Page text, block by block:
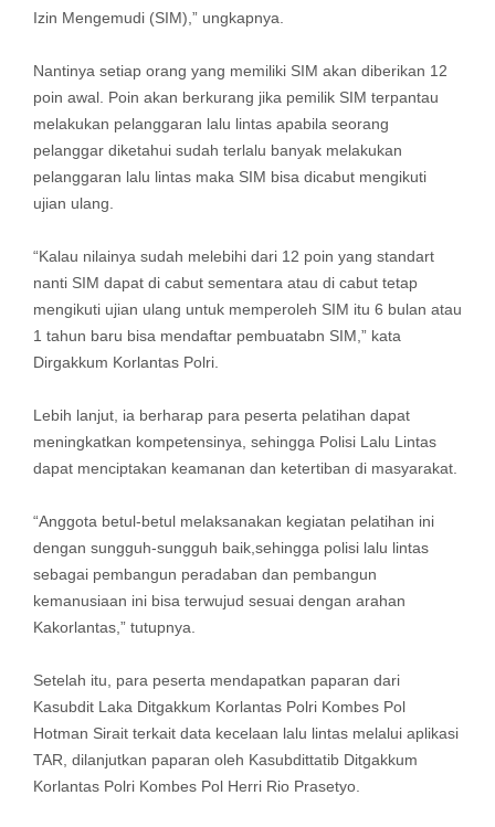
Izin Mengemudi (SIM),” ungkapnya.
Nantinya setiap orang yang memiliki SIM akan diberikan 12
poin awal. Poin akan berkurang jika pemilik SIM terpantau
melakukan pelanggaran lalu lintas apabila seorang
pelanggar diketahui sudah terlalu banyak melakukan
pelanggaran lalu lintas maka SIM bisa dicabut mengikuti
ujian ulang.
“Kalau nilainya sudah melebihi dari 12 poin yang standart
nanti SIM dapat di cabut sementara atau di cabut tetap
mengikuti ujian ulang untuk memperoleh SIM itu 6 bulan atau
1 tahun baru bisa mendaftar pembuatabn SIM,” kata
Dirgakkum Korlantas Polri.
Lebih lanjut, ia berharap para peserta pelatihan dapat
meningkatkan kompetensinya, sehingga Polisi Lalu Lintas
dapat menciptakan keamanan dan ketertiban di masyarakat.
“Anggota betul-betul melaksanakan kegiatan pelatihan ini
dengan sungguh-sungguh baik,sehingga polisi lalu lintas
sebagai pembangun peradaban dan pembangun
kemanusiaan ini bisa terwujud sesuai dengan arahan
Kakorlantas,” tutupnya.
Setelah itu, para peserta mendapatkan paparan dari
Kasubdit Laka Ditgakkum Korlantas Polri Kombes Pol
Hotman Sirait terkait data kecelaan lalu lintas melalui aplikasi
TAR, dilanjutkan paparan oleh Kasubdittatib Ditgakkum
Korlantas Polri Kombes Pol Herri Rio Prasetyo.